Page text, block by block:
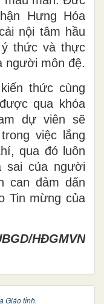
Hưng Hóa
nội tâm hầu
thức và thực
người môn đệ.
thức cùng
qua khóa
dự viên sẽ
việc lắng
qua đó luôn
sai của người
can đảm dấn
Tin mừng của
HĐGMVN
Giáo tỉnh.